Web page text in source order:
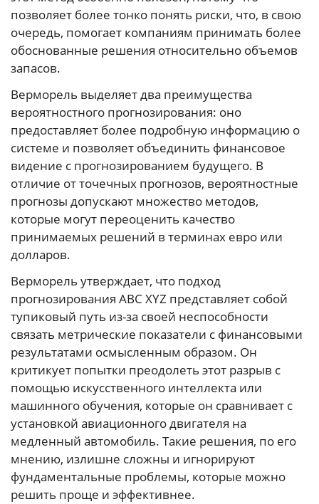
позволяет более тонко понять риски, что, в свою
очередь, помогает компаниям принимать более
обоснованные решения относительно объемов
запасов.
Верморель выделяет два преимущества
вероятностного прогнозирования: оно
предоставляет более подробную информацию о
системе и позволяет объединить финансовое
видение с прогнозированием будущего. В
отличие от точечных прогнозов, вероятностные
прогнозы допускают множество методов,
которые могут переоценить качество
принимаемых решений в терминах евро или
долларов.
Верморель утверждает, что подход
прогнозирования ABC XYZ представляет собой
тупиковый путь из-за своей неспособности
связать метрические показатели с финансовыми
результатами осмысленным образом. Он
критикует попытки преодолеть этот разрыв с
помощью искусственного интеллекта или
машинного обучения, которые он сравнивает с
установкой авиационного двигателя на
медленный автомобиль. Такие решения, по его
мнению, излишне сложны и игнорируют
фундаментальные проблемы, которые можно
решить проще и эффективнее.